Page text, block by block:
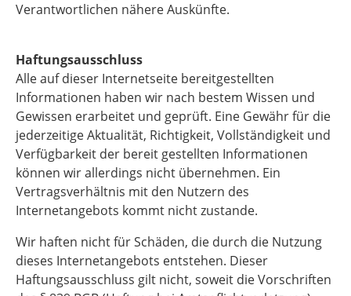
Verantwortlichen nähere Auskünfte.
Haftungsausschluss
Alle auf dieser Internetseite bereitgestellten
Informationen haben wir nach bestem Wissen und
Gewissen erarbeitet und geprüft. Eine Gewähr für die
jederzeitige Aktualität, Richtigkeit, Vollständigkeit und
Verfügbarkeit der bereit gestellten Informationen
können wir allerdings nicht übernehmen. Ein
Vertragsverhältnis mit den Nutzern des
Internetangebots kommt nicht zustande.
Wir haften nicht für Schäden, die durch die Nutzung
dieses Internetangebots entstehen. Dieser
Haftungsausschluss gilt nicht, soweit die Vorschriften